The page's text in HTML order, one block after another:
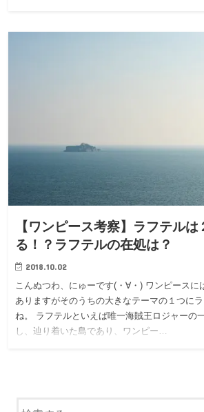
【ワンピース考察】ラフテル
る！？ラフテルの在処は？
2018.10.02
こんぬつわ、にゅーです(・∀・) ワンピースに
ありますがそのうちの大きなテーマの１つに
ね。 ラフテルといえば唯一海賊王ロジャーの
し、辿り着いた島であり、ワンピー…